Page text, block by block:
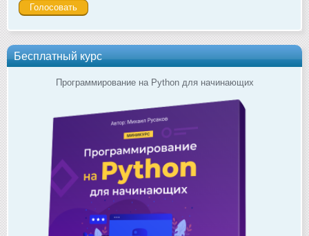
Бесплатный курс
Программирование на Python для начинающих